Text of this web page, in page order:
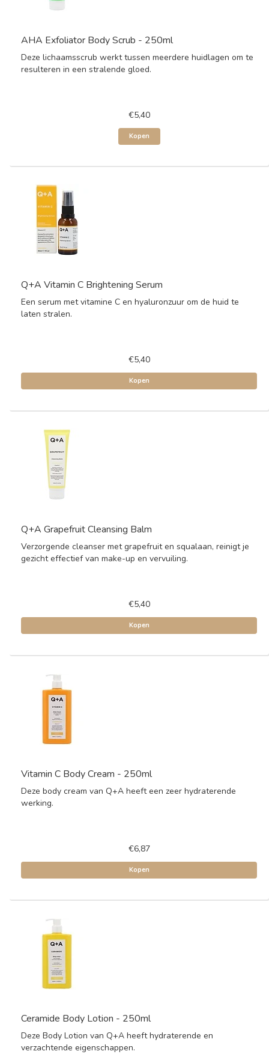
AHA Exfoliator Body Scrub - 250ml
Deze lichaamsscrub werkt tussen meerdere huidlagen om te
resulteren in een stralende gloed.
€5,40
Kopen
Q+A Vitamin C Brightening Serum
Een serum met vitamine C en hyaluronzuur om de huid te
laten stralen.
€5,40
Kopen
Q+A Grapefruit Cleansing Balm
Verzorgende cleanser met grapefruit en squalaan, reinigt je
gezicht effectief van make-up en vervuiling.
€5,40
Kopen
Vitamin C Body Cream - 250ml
Deze body cream van Q+A heeft een zeer hydraterende
werking.
€6,87
Kopen
Ceramide Body Lotion - 250ml
Deze Body Lotion van Q+A heeft hydraterende en
verzachtende eigenschappen.